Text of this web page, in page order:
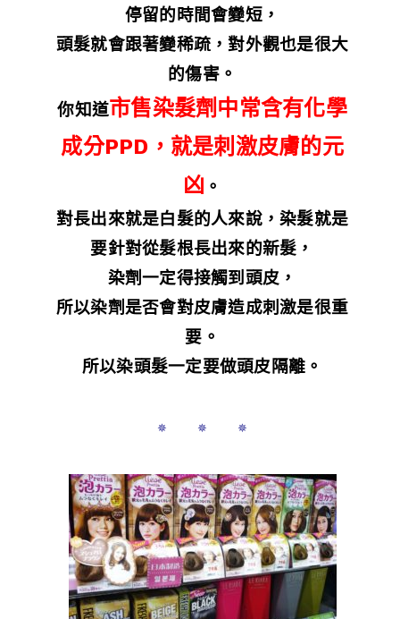
停留的時間會變短，
頭髮就會跟著變稀疏，對外觀也是很大
的傷害。
你知道市售染髮劑中常含有化學
成分PPD，就是刺激皮膚的元
凶 。
對長出來就是白髮的人來說，染髮就是
要針對從髮根長出來的新髮，
染劑一定得接觸到頭皮，
所以染劑是否會對皮膚造成刺激是很重
要。
所以染頭髮一定要做頭皮隔離。
✵ ✵ ✵